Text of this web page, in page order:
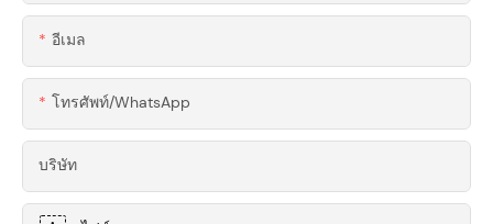
อีเมล
โทรศัพท์/WhatsApp
บริษัท